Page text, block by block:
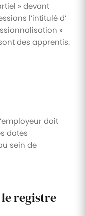
» devant
l’intitulé d’
»
des apprentis.
doit
dates
sein de
registre